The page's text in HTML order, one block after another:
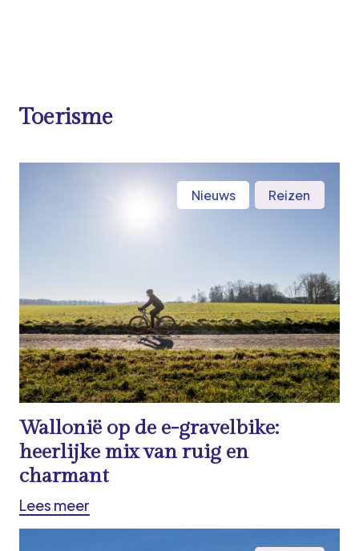
Toerisme
Nieuws Reizen
Wallonië op de e-gravelbike:
heerlijke mix van ruig en
charmant
Lees meer